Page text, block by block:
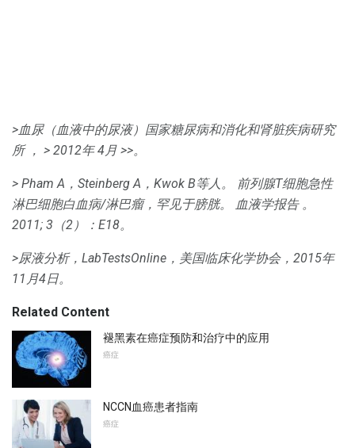
>血尿（血液中的尿液）国家糖尿病和消化和肾脏疾病研究
所 ， > 2012年 4月 >>。
> Pham A，Steinberg A，Kwok B等人。
前列腺T细胞急性
淋巴细胞白血病/淋巴瘤，罕见于膀胱。
血液学报告。
2011; 3（2）：E18。
>尿液分析，LabTestsOnline，美国临床化学协会，2015年
11月4日。
Related Content
褪黑素在癌症预防和治疗中的应用
癌症
NCCN血癌患者指南
癌症